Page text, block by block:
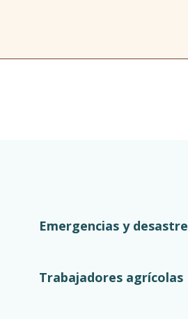
Emergencias y
Trabajadores agrícolas